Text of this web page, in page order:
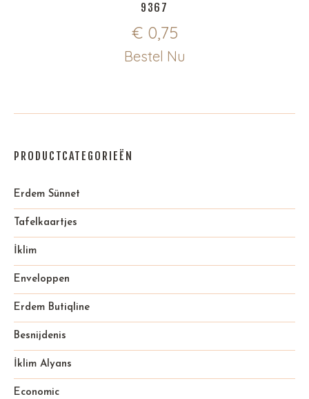
9367
€ 0,75
Bestel Nu
PRODUCTCATEGORIEËN
Erdem Sünnet
Tafelkaartjes
İklim
Enveloppen
Erdem Butiqline
Besnijdenis
İklim Alyans
Economic